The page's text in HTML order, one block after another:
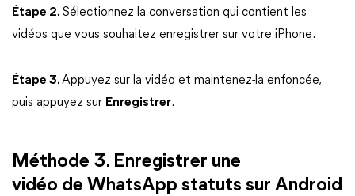
Étape 2. Sélectionnez la conversation qui contient les
vidéos que vous souhaitez enregistrer sur votre iPhone.
Étape 3.Appuyez sur la vidéo et maintenez-la enfoncée,
puis appuyez sur Enregistrer.
Méthode 3. Enregistrer une
vidéo de WhatsApp statuts sur Android